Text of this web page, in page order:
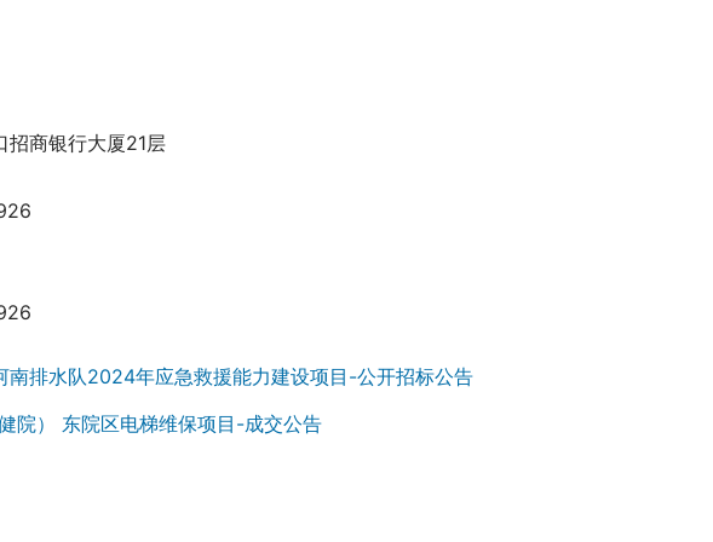
招商银行大厦21层
南排水队2024年应急救援能力建设项目-公开招标公告
院） 东院区电梯维保项目-成交公告